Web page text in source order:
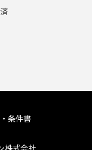
条件書